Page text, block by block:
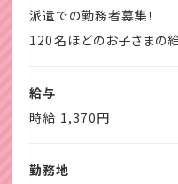
ぜひお気軽に相談、お問い
派遣での勤務者募集！
120名ほどのお子さまの
給与
時給 1,370円
勤務地